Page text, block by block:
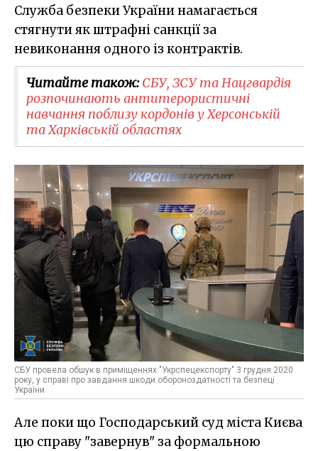
Служба безпеки України намагається
стягнути як штрафні санкції за
невиконання одного із контрактів.
Читайте також:СБУ, ЗСУ та Нацгвардія
розпочинають антитерористичні
навчання поблизу кордонів у Херсонській
та Харківській областях
СБУ провела обшук в приміщеннях "Укрспецекспорту" 3 грудня 2020
року, у справі про завдання шкоди обороноздатності та безпеці
України
Але поки що Господарський суд міста Києва
цю справу "завернув" за формальною